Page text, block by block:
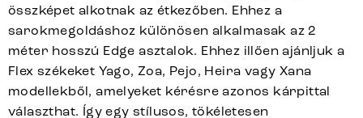
összképet alkotnak az étkezőben. Ehhez a
sarokmegoldáshoz különösen alkalmasak az 2
méter hosszú Edge asztalok. Ehhez illően ajánljuk a
Flex székeket Yago, Zoa, Pejo, Heira vagy Xana
modellekből, amelyeket kérésre azonos kárpittal
választhat. Így egy stílusos, tökéletesen